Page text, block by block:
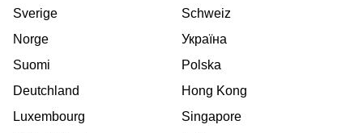
Sverige
Norge
Suomi
Deutchland
Luxembourg
Schweiz
Україна
Polska
Hong Kong
Singapore